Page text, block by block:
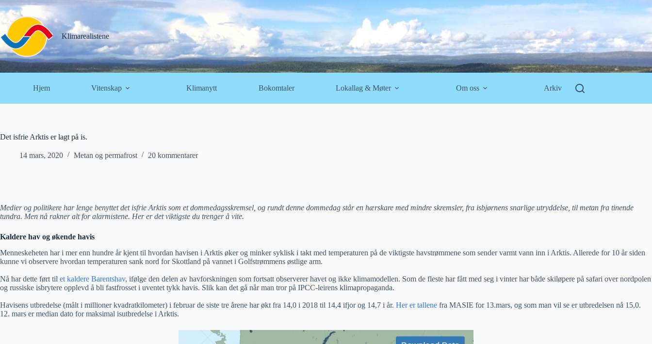
Hopp
til
innholdet
Klimarealistene
Hjem Vitenskap Klimanytt Bokomtaler Lokallag & Møter Om oss Arkiv
Det isfrie Arktis er lagt på is.
14 mars, 2020 Metan og permafrost 20 kommentarer
Medier og politikere har lenge benyttet det isfrie Arktis som et dommedagsskremsel, og rundt denne dommedag står en hærskare med mindre skremsler, fra isbjørnens snarlige utryddelse, til metan fra tinende
tundra. Men nå rakner alt for alarmistene. Her er det viktigste du trenger å vite.
Kaldere hav og økende havis
Menneskeheten har i mer enn hundre år kjent til hvordan havisen i Arktis øker og minker syklisk i takt med temperaturen på de viktigste havstrømmene som sender varmt vann inn i Arktis. Allerede for 10 år siden
kunne vi observere hvordan temperaturen sank nord for Skottland på vannet i Golfstrømmens østlige arm.
Nå har dette ført til et kaldere Barentshav, ifølge den delen av havforskningen som fortsatt observerer havet og ikke klimamodellen. Som de fleste har fått med seg i vinter har både skiløpere på safari over nordpolen
og russiske isbrytere opplevd å bli fastfrosset i uventet tykk havis. Slik kan det gå når man tror på IPCC-leirens klimapropaganda.
Havisens utbredelse (målt i millioner kvadratkilometer) i februar de siste tre årene har økt fra 14,0 i 2018 til 14,4 ifjor og 14,7 i år. Her er tallene fra MASIE for 13.mars, og som man vil se er utbredelsen nå 15,0.
12. mars er median dato for maksimal isutbredelse i Arktis.